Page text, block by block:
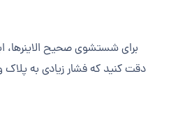
برای شستشوی صحیح الاینرها،
دقت کنید که فشار زیادی به